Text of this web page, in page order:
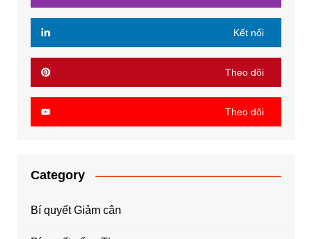
Kết nối
Theo dõi
Theo dõi
Category
Bí quyết Giảm cân